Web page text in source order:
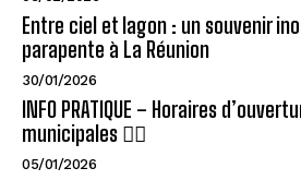
Entre ciel et lagon : un souvenir
parapente à La Réunion
30/01/2026
INFO PRATIQUE – Horaires
municipales 🏊‍♂️
05/01/2026